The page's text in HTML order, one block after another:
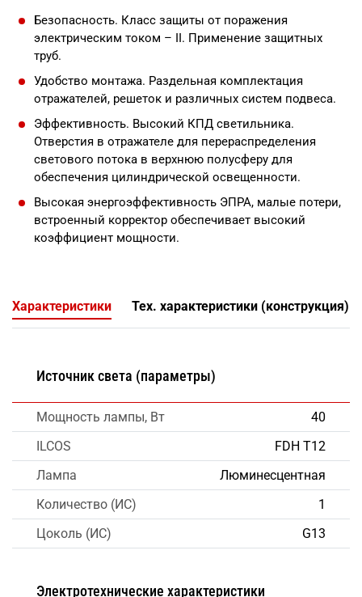
Безопасность. Класс защиты от поражения
электрическим током – II. Применение защитных
труб.
Удобство монтажа. Раздельная комплектация
отражателей, решеток и различных систем подвеса.
Эффективность. Высокий КПД светильника.
Отверстия в отражателе для перераспределения
светового потока в верхнюю полусферу для
обеспечения цилиндрической освещенности.
Высокая энергоэффективность ЭПРА, малые потери,
встроенный корректор обеспечивает высокий
коэффициент мощности.
Характеристики Тех. характеристики (конструкция)
Источник света (параметры)
Мощность лампы, Вт
40
ILCOS
FDH T12
Лампа
Люминесцентная
Количество (ИС)
1
Цоколь (ИС)
G13
Электротехнические характеристики